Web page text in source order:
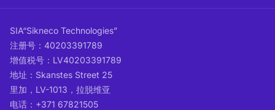
SIA“Sikneco Technologies”
注册号：40203391789
增值税号：LV40203391789
地址：Skanstes Street 25
里加，LV-1013，拉脱维亚
电话：+371 67821505